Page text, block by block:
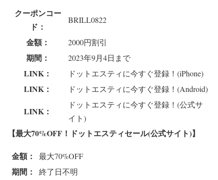
クーポンコー
ド：
BRILL0822
金額： 2000円割引
期間： 2023年9月4日まで
LINK： ドットエスティに今すぐ登録！(iPhone)
LINK： ドットエスティに今すぐ登録！(Android)
LINK：
ドットエスティに今すぐ登録！(公式サ
イト)
【最大70%OFF！ドットエスティセール(公式サイト)】
金額： 最大70%OFF
期間： 終了日不明